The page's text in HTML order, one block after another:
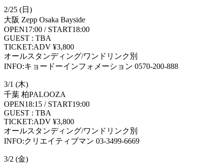
2/25 (日)
大阪 Zepp Osaka Bayside
OPEN17:00 / START18:00
GUEST : TBA
TICKET:ADV ¥3,800
オールスタンディング/ワンドリンク別
INFO:キョードーインフォメーション 0570-200-888
3/1 (木)
千葉 柏PALOOZA
OPEN18:15 / START19:00
GUEST : TBA
TICKET:ADV ¥3,800
オールスタンディング/ワンドリンク別
INFO:クリエイティブマン 03-3499-6669
3/2 (金)